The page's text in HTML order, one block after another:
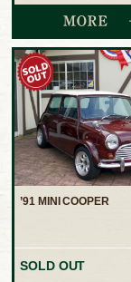
’91 MINI COOPER
SOLD OUT